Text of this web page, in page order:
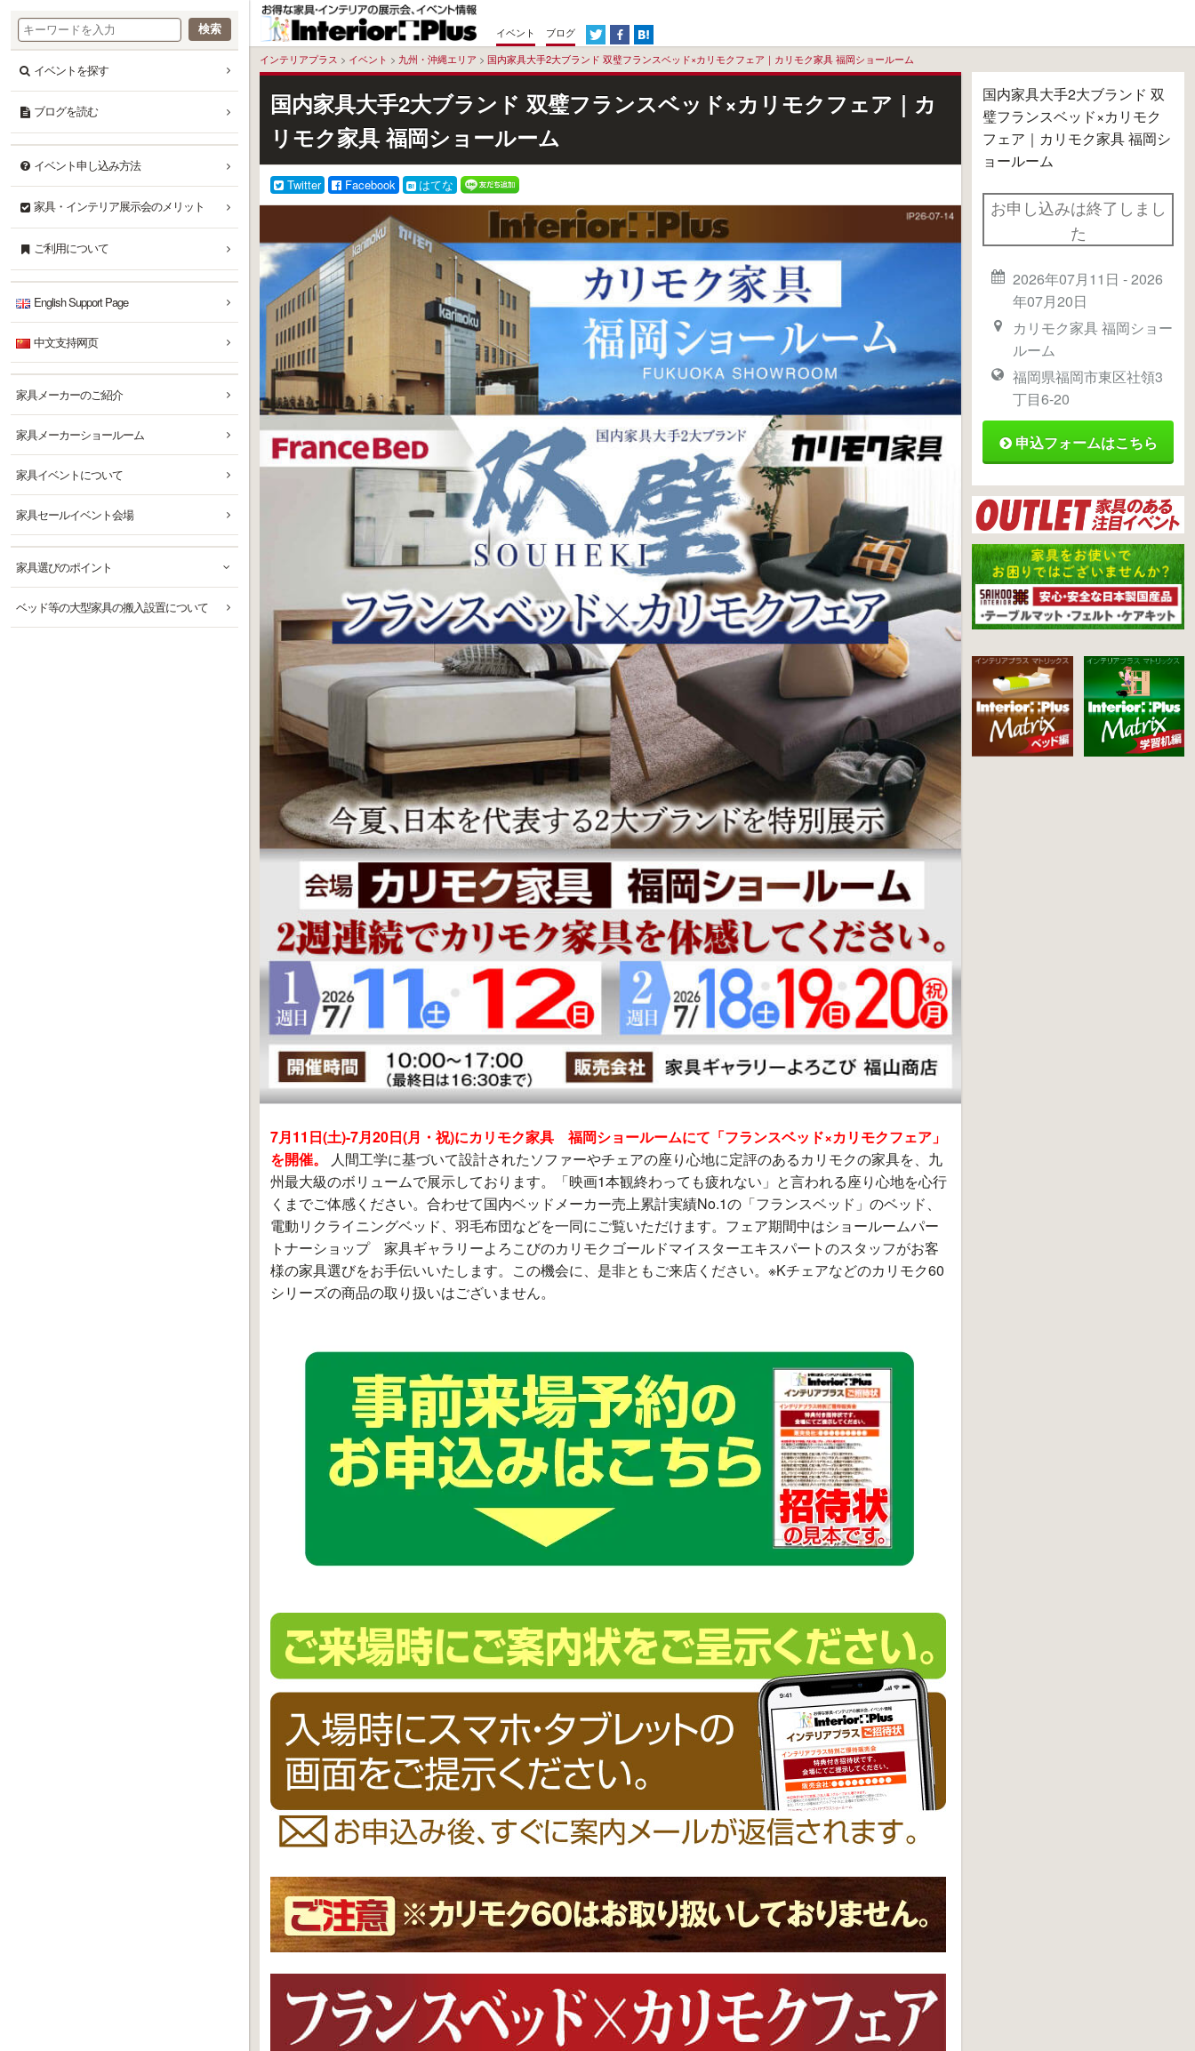
本
へ
イベント
ブログ
インテリアプラス > イベント > 九州・沖縄エリア > 国内家具大手2大ブランド 双璧フランスベッド×カリモクフェア｜カリモク家具 福岡ショールーム
国内家具大手2大ブランド 双璧フランスベッド×カリモクフェア｜カ
リモク家具 福岡ショールーム
Twitter Facebook はてな
7月11日(土)-7月20日(月・祝)にカリモク家具 福岡ショールームにて「フランスベッド×カリモクフェア」
を開催。
人間工学に基づいて設計されたソファーやチェアの座り心地に定評のあるカリモクの家具を、九
州最大級のボリュームで展示しております。「映画1本観終わっても疲れない」と言われる座り心地を心行
くまでご体感ください。合わせて国内ベッドメーカー売上累計実績No.1の「フランスベッド」のベッド、
電動リクライニングベッド、羽毛布団などを一同にご覧いただけます。フェア期間中はショールームパー
トナーショップ 家具ギャラリーよろこびのカリモクゴールドマイスターエキスパートのスタッフがお客
様の家具選びをお手伝いいたします。この機会に、是非ともご来店ください。※Kチェアなどのカリモク60
シリーズの商品の取り扱いはございません。
国内家具大手2大ブランド 双
璧フランスベッド×カリモク
フェア｜カリモク家具 福岡シ
ョールーム
お申し込みは終了しまし
た
2026年07月11日 -2026
年07月20日
カリモク家具 福岡ショー
ルーム
福岡県福岡市東区社領3
丁目6-20
申込フォームはこちら
イベントを探す
ブログを読む
イベント申し込み方法
家具・インテリア展示会のメリット
ご利用について
English Support Page
中文支持网页
家具メーカーのご紹介
家具メーカーショールーム
家具イベントについて
家具セールイベント会場
家具選びのポイント
ベッド等の大型家具の搬入設置について